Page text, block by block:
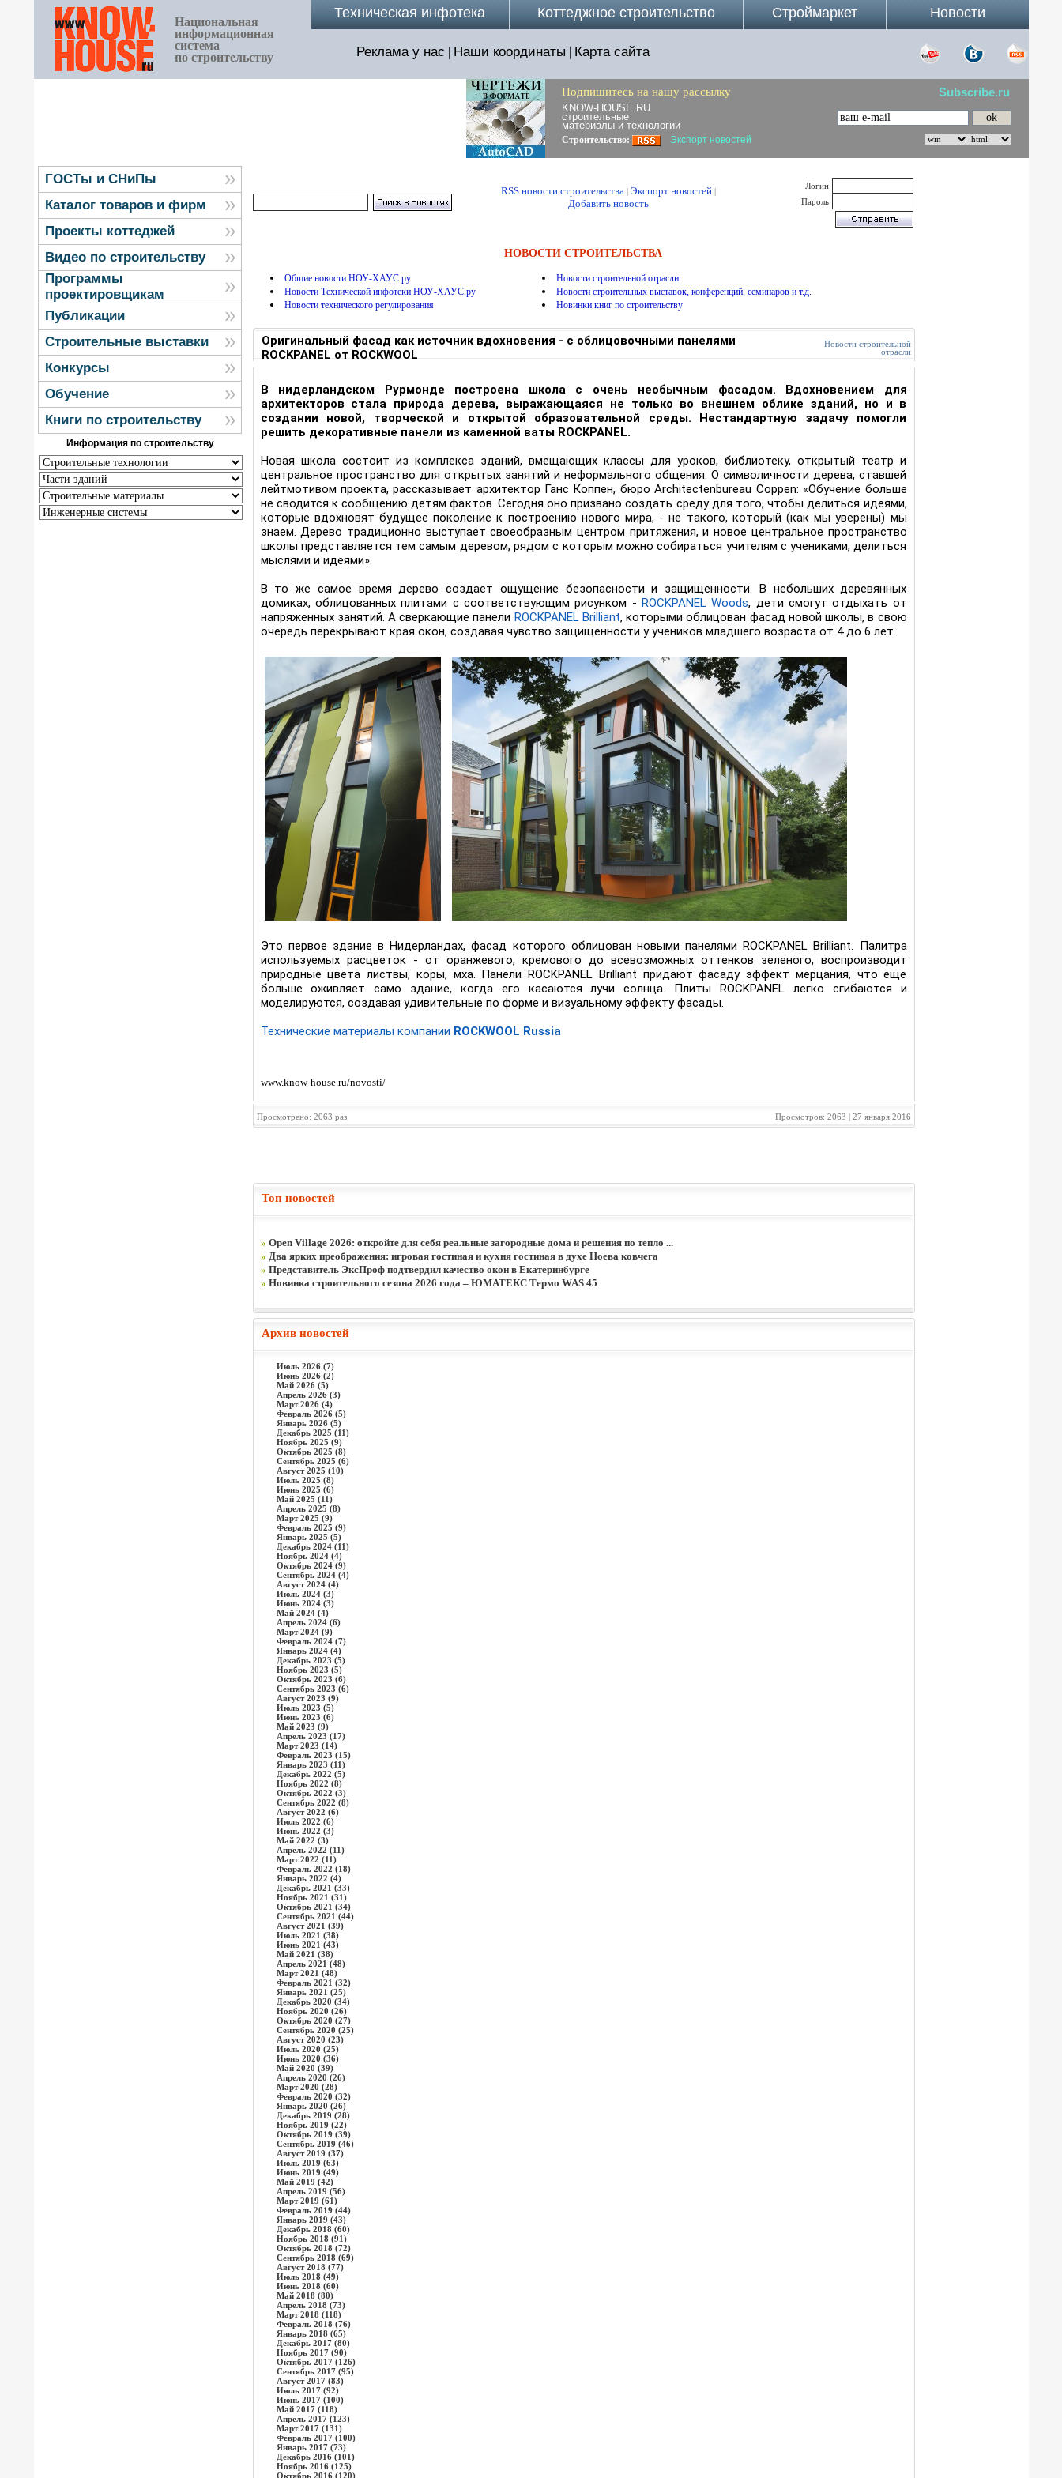
Национальная
информационная
система
по строительству
Новости
Строймаркет
Коттеджное строительство
Техническая инфотека
Реклама у нас | Наши координаты | Карта сайта
Подпишитесь на нашу рассылку Subscribe.ru
KNOW-HOUSE.RU
строительные
материалы и технологии
Строительство: Экспорт новостей
ГОСТы и СНиПы
Каталог товаров и фирм
Проекты коттеджей
Видео по строительству
Программы
проектировщикам
Публикации
Строительные выставки
Конкурсы
Обучение
Книги по строительству
Информация по строительству
RSS новости строительства | Экспорт новостей |
Добавить новость
Логин
Пароль
НОВОСТИ СТРОИТЕЛЬСТВА
Общие новости НОУ-ХАУС.ру
Новости строительной отрасли
Новости Технической инфотеки НОУ-ХАУС.ру
Новости строительных выставок, конференций, семинаров и т.д.
Новости технического регулирования
Новинки книг по строительству
Оригинальный фасад как источник вдохновения - с облицовочными панелями
ROCKPANEL от ROCKWOOL
Новости строительной
отрасли
В нидерландском Рурмонде построена школа с очень необычным фасадом. Вдохновением для
архитекторов стала природа дерева, выражающаяся не только во внешнем облике зданий, но и в
создании новой, творческой и открытой образовательной среды. Нестандартную задачу помогли
решить декоративные панели из каменной ваты ROCKPANEL.
Новая школа состоит из комплекса зданий, вмещающих классы для уроков, библиотеку, открытый театр и
центральное пространство для открытых занятий и неформального общения. О символичности дерева, ставшей
лейтмотивом проекта, рассказывает архитектор Ганс Коппен, бюро Architectenbureau Coppen: «Обучение больше
не сводится к сообщению детям фактов. Сегодня оно призвано создать среду для того, чтобы делиться идеями,
которые вдохновят будущее поколение к построению нового мира, - не такого, который (как мы уверены) мы
знаем. Дерево традиционно выступает своеобразным центром притяжения, и новое центральное пространство
школы представляется тем самым деревом, рядом с которым можно собираться учителям с учениками, делиться
мыслями и идеями».
В то же самое время дерево создает ощущение безопасности и защищенности. В небольших деревянных
домиках, облицованных плитами с соответствующим рисунком - ROCKPANEL Woods, дети смогут отдыхать от
напряженных занятий. А сверкающие панели ROCKPANEL Brilliant, которыми облицован фасад новой школы, в свою
очередь перекрывают края окон, создавая чувство защищенности у учеников младшего возраста от 4 до 6 лет.
Это первое здание в Нидерландах, фасад которого облицован новыми панелями ROCKPANEL Brilliant. Палитра
используемых расцветок - от оранжевого, кремового до всевозможных оттенков зеленого, воспроизводит
природные цвета листвы, коры, мха. Панели ROCKPANEL Brilliant придают фасаду эффект мерцания, что еще
больше оживляет само здание, когда его касаются лучи солнца. Плиты ROCKPANEL легко сгибаются и
моделируются, создавая удивительные по форме и визуальному эффекту фасады.
Технические материалы компании ROCKWOOL Russia
www.know-house.ru/novosti/
Просмотрено: 2063 раз Просмотров: 2063 | 27 января 2016
Топ новостей
» Open Village 2026: откройте для себя реальные загородные дома и решения по тепло ...
» Два ярких преображения: игровая гостиная и кухня гостиная в духе Ноева ковчега
» Представитель ЭксПроф подтвердил качество окон в Екатеринбурге
» Новинка строительного сезона 2026 года – ЮМАТЕКС Термо WAS 45
Архив новостей
Июль 2026 (7)
Июнь 2026 (2)
Май 2026 (5)
Апрель 2026 (3)
Март 2026 (4)
Февраль 2026 (5)
Январь 2026 (5)
Декабрь 2025 (11)
Ноябрь 2025 (9)
Октябрь 2025 (8)
Сентябрь 2025 (6)
Август 2025 (10)
Июль 2025 (8)
Июнь 2025 (6)
Май 2025 (11)
Апрель 2025 (8)
Март 2025 (9)
Февраль 2025 (9)
Январь 2025 (5)
Декабрь 2024 (11)
Ноябрь 2024 (4)
Октябрь 2024 (9)
Сентябрь 2024 (4)
Август 2024 (4)
Июль 2024 (3)
Июнь 2024 (3)
Май 2024 (4)
Апрель 2024 (6)
Март 2024 (9)
Февраль 2024 (7)
Январь 2024 (4)
Декабрь 2023 (5)
Ноябрь 2023 (5)
Октябрь 2023 (6)
Сентябрь 2023 (6)
Август 2023 (9)
Июль 2023 (5)
Июнь 2023 (6)
Май 2023 (9)
Апрель 2023 (17)
Март 2023 (14)
Февраль 2023 (15)
Январь 2023 (11)
Декабрь 2022 (5)
Ноябрь 2022 (8)
Октябрь 2022 (3)
Сентябрь 2022 (8)
Август 2022 (6)
Июль 2022 (6)
Июнь 2022 (3)
Май 2022 (3)
Апрель 2022 (11)
Март 2022 (11)
Февраль 2022 (18)
Январь 2022 (4)
Декабрь 2021 (33)
Ноябрь 2021 (31)
Октябрь 2021 (34)
Сентябрь 2021 (44)
Август 2021 (39)
Июль 2021 (38)
Июнь 2021 (43)
Май 2021 (38)
Апрель 2021 (48)
Март 2021 (48)
Февраль 2021 (32)
Январь 2021 (25)
Декабрь 2020 (34)
Ноябрь 2020 (26)
Октябрь 2020 (27)
Сентябрь 2020 (25)
Август 2020 (23)
Июль 2020 (25)
Июнь 2020 (36)
Май 2020 (39)
Апрель 2020 (26)
Март 2020 (28)
Февраль 2020 (32)
Январь 2020 (26)
Декабрь 2019 (28)
Ноябрь 2019 (22)
Октябрь 2019 (39)
Сентябрь 2019 (46)
Август 2019 (37)
Июль 2019 (63)
Июнь 2019 (49)
Май 2019 (42)
Апрель 2019 (56)
Март 2019 (61)
Февраль 2019 (44)
Январь 2019 (43)
Декабрь 2018 (60)
Ноябрь 2018 (91)
Октябрь 2018 (72)
Сентябрь 2018 (69)
Август 2018 (77)
Июль 2018 (49)
Июнь 2018 (60)
Май 2018 (80)
Апрель 2018 (73)
Март 2018 (118)
Февраль 2018 (76)
Январь 2018 (65)
Декабрь 2017 (80)
Ноябрь 2017 (90)
Октябрь 2017 (126)
Сентябрь 2017 (95)
Август 2017 (83)
Июль 2017 (92)
Июнь 2017 (100)
Май 2017 (118)
Апрель 2017 (123)
Март 2017 (131)
Февраль 2017 (100)
Январь 2017 (73)
Декабрь 2016 (101)
Ноябрь 2016 (125)
Октябрь 2016 (120)